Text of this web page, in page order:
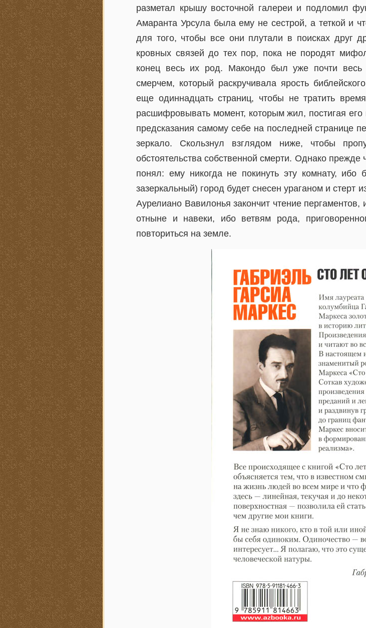
разметал крышу восточной галереи и подломил
Амаранта Урсула была ему не сестрой, а теткой и
для того, чтобы все они плутали в поисках друг
кровных связей до тех пор, пока не породят
конец весь их род. Макондо был уже почти
смерчем, который раскручивала ярость
еще одиннадцать страниц, чтобы не тратить
расшифровывать момент, которым жил, постигая
предсказания самому себе на последней странице
зеркало. Скользнул взглядом ниже, чтобы
обстоятельства собственной смерти. Однако прежде
понял: ему никогда не покинуть эту комнату, ибо
зазеркальный) город будет снесен ураганом и стерт
Аурелиано Вавилонья закончит чтение
отныне и навеки, ибо ветвям рода,
повториться на земле.